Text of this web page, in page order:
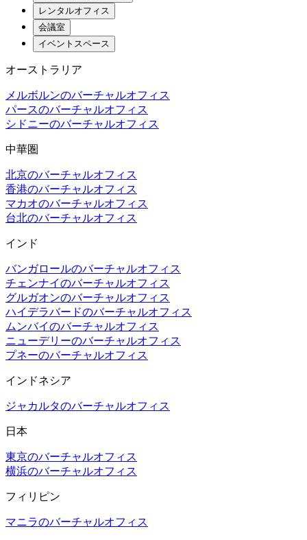
レンタルオフィス
会議室
イベントスペース
オーストラリア
メルボルンのバーチャルオフィス
パースのバーチャルオフィス
シドニーのバーチャルオフィス
中華圏
北京のバーチャルオフィス
香港のバーチャルオフィス
マカオのバーチャルオフィス
台北のバーチャルオフィス
インド
バンガロールのバーチャルオフィス
チェンナイのバーチャルオフィス
グルガオンのバーチャルオフィス
ハイデラバードのバーチャルオフィス
ムンバイのバーチャルオフィス
ニューデリーのバーチャルオフィス
プネーのバーチャルオフィス
インドネシア
ジャカルタのバーチャルオフィス
日本
東京のバーチャルオフィス
横浜のバーチャルオフィス
フィリピン
マニラのバーチャルオフィス